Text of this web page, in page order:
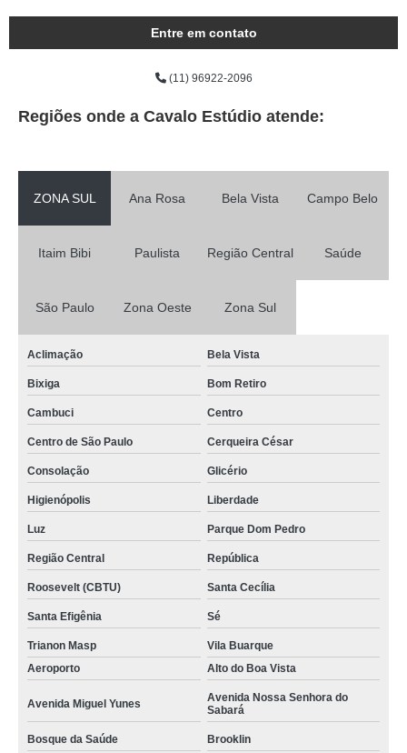
Entre em contato
(11) 96922-2096
Regiões onde a Cavalo Estúdio atende:
ZONA SUL Ana Rosa Bela Vista Campo Belo
Itaim Bibi Paulista Região Central Saúde
São Paulo Zona Oeste Zona Sul
Aclimação Bela Vista
Bixiga Bom Retiro
Cambuci Centro
Centro de São Paulo Cerqueira César
Consolação Glicério
Higienópolis Liberdade
Luz Parque Dom Pedro
Região Central República
Roosevelt (CBTU) Santa Cecília
Santa Efigênia Sé
Trianon Masp
Vila Buarque
Aeroporto
Alto do Boa Vista
Avenida Miguel Yunes
Avenida Nossa Senhora do
Sabará
Bosque da Saúde Brooklin